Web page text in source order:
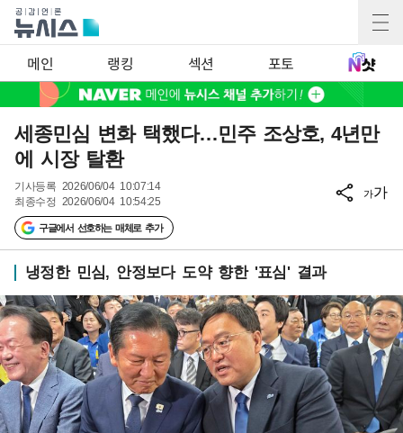
메인 랭킹 섹션 포토
세종민심 변화 택했다…민주 조상호, 4년만
에 시장 탈환
기사등록 2026/06/04 10:07:14
최종수정 2026/06/04 10:54:25
구글에서 선호하는 매체로 추가
가가
냉정한 민심, 안정보다 도약 향한 '표심' 결과